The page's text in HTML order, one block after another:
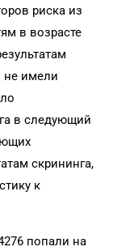
риска из
в возрасте
не имели
в следующий
скрининга,
к
попали на